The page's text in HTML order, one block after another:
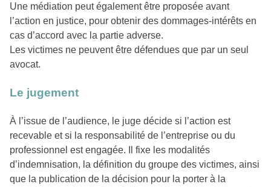
Une médiation peut également être proposée avant
l’action en justice, pour obtenir des dommages-intérêts en
cas d’accord avec la partie adverse.
Les victimes ne peuvent être défendues que par un seul
avocat.
Le jugement
À l’issue de l’audience, le juge décide si l’action est
recevable et si la responsabilité de l’entreprise ou du
professionnel est engagée. Il fixe les modalités
d’indemnisation, la définition du groupe des victimes, ainsi
que la publication de la décision pour la porter à la